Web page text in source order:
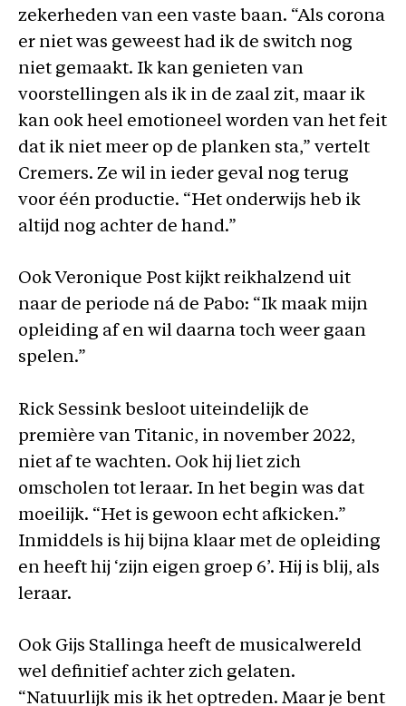
zekerheden van een vaste baan. “Als corona
er niet was geweest had ik de switch nog
niet gemaakt. Ik kan genieten van
voorstellingen als ik in de zaal zit, maar ik
kan ook heel emotioneel worden van het feit
dat ik niet meer op de planken sta,” vertelt
Cremers. Ze wil in ieder geval nog terug
voor één productie. “Het onderwijs heb ik
altijd nog achter de hand.”
Ook Veronique Post kijkt reikhalzend uit
naar de periode ná de Pabo: “Ik maak mijn
opleiding af en wil daarna toch weer gaan
spelen.”
Rick Sessink besloot uiteindelijk de
première van Titanic, in november 2022,
niet af te wachten. Ook hij liet zich
omscholen tot leraar. In het begin was dat
moeilijk. “Het is gewoon echt afkicken.”
Inmiddels is hij bijna klaar met de opleiding
en heeft hij ‘zijn eigen groep 6’. Hij is blij, als
leraar.
Ook Gijs Stallinga heeft de musicalwereld
wel definitief achter zich gelaten.
“Natuurlijk mis ik het optreden. Maar je bent